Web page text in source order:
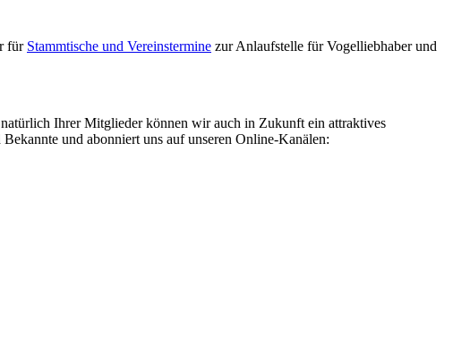
für Stammtische und Vereinstermine zur Anlaufstelle für Vogelliebhaber und
Ihrer Mitglieder können wir auch in Zukunft ein attraktives
und abonniert uns auf unseren Online-Kanälen: